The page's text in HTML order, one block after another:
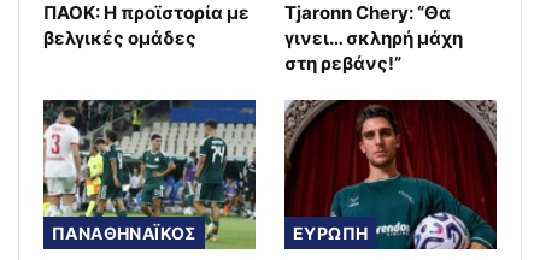
ΠΑΟΚ: Η προϊστορία με
βελγικές ομάδες
Tjaronn Chery: “Θα
γινει… σκληρή μάχη
στη ρεβάνς!”
ΠΑΝΑΘΗΝΑΪΚΟΣ ΕΥΡΩΠΗ